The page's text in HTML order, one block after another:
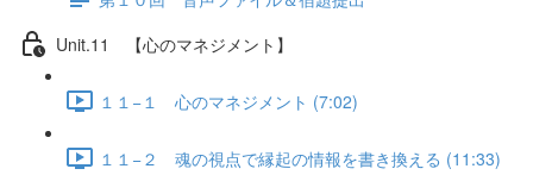
Unit.11 【心のマネジメント】
１１−１ 心のマネジメント (7:02)
１１−２ 魂の視点で縁起の情報を書き換える (11:33)